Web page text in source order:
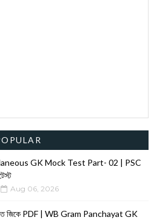
GK Mock Test Part- 02 | PSC
Aug 06, 2026
জিকে PDF | WB Gram Panchayat GK